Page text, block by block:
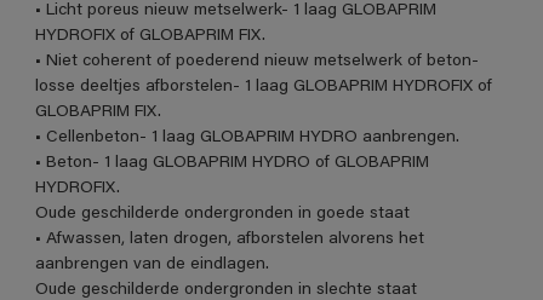
• Licht poreus nieuw metselwerk- 1 laag GLOBAPRIM
HYDROFIX of GLOBAPRIM FIX.
• Niet coherent of poederend nieuw metselwerk of beton-
losse deeltjes afborstelen- 1 laag GLOBAPRIM HYDROFIX of
GLOBAPRIM FIX.
• Cellenbeton- 1 laag GLOBAPRIM HYDRO aanbrengen.
• Beton- 1 laag GLOBAPRIM HYDRO of GLOBAPRIM
HYDROFIX.
Oude geschilderde ondergronden in goede staat
• Afwassen, laten drogen, afborstelen alvorens het
aanbrengen van de eindlagen.
Oude geschilderde ondergronden in slechte staat